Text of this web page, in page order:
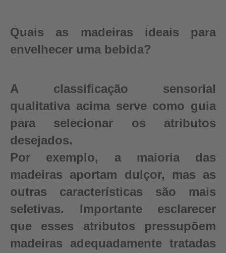
Quais as madeiras ideais para
envelhecer uma bebida?
A classificação sensorial
qualitativa acima serve como guia
para selecionar os atributos
desejados.
Por exemplo, a maioria das
madeiras aportam dulçor, mas as
outras características são mais
seletivas. Importante esclarecer
que esses atributos pressupõem
madeiras adequadamente tratadas